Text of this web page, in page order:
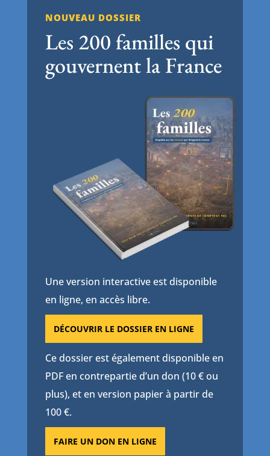
NOUVEAU DOSSIER
Les 200 familles qui
gouvernent la France
Une version interactive est disponible
en ligne, en accès libre.
DÉCOUVRIR LE DOSSIER EN LIGNE
Ce dossier est également disponible en
PDF en contrepartie d’un don (10 € ou
plus), et en version papier à partir de
100 €.
FAIRE UN DON EN LIGNE